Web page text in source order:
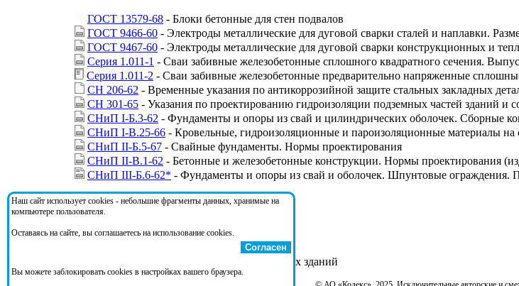
ГОСТ 13579-68 - Блоки бетонные для стен подвалов
ГОСТ 9466-60 - Электроды металлические для дуговой сварки сталей и наплавки.
ГОСТ 9467-60 - Электроды металлические для дуговой сварки конструкционных и
Серия 1.011-1 - Сваи забивные железобетонные сплошного квадратного сечения.
Серия 1.011-2 - Сваи забивные железобетонные предварительно напряженные
СН 206-62 - Временные указания по антикоррозийной защите стальных закладных
СН 301-65 - Указания по проектированию гидроизоляции подземных частей зданий и
СНиП I-Б.3-62 - Фундаменты и опоры из свай и цилиндрических оболочек. Сборные
СНиП I-В.25-66 - Кровельные, гидроизоляционные и пароизоляционные материалы
СНиП II-Б.5-67 - Свайные фундаменты. Нормы проектирования
СНиП II-В.1-62 - Бетонные и железобетонные конструкции. Нормы проектирования
СНиП III-Б.6-62* - Фундаменты и опоры из свай и оболочек. Шпунтовые ограждения.
На документ ссылаются:
- Детали фундаментов жилых зданий
Наш сайт использует cookies - небольшие фрагменты данных, хранимые на
компьютере пользователя.
Оставаясь на сайте, вы соглашаетесь на использование cookies.
Согласен
Вы можете заблокировать cookies в настройках вашего браузера.